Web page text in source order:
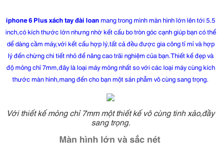
iphone 6 Plus xách tay đài loanmang trong mình màn hình lớn lên tới 5.5
inch,có kích thước lớn nhưng nhờ kết cấu bo tròn góc cạnh giúp bạn có thể
dể dàng cầm máy,với kết cấu hợp lý,tất cả đều được gia công tỉ mỉ và hợp
lý đến chừng chi tiết nhỏ để nâng cao trãi nghiệm của bạn.Thiết kế đẹp và
độ mỏng chỉ 7mm,đây là loại máy mỏng nhất so với các loại máy cùng kích
thước màn hình,mang đến cho bạn một sản phẫm vô cùng sang trọng.
Với thiết kế mỏng chỉ 7mm một thiết kế vô cùng tinh xảo,đầy
sang trọng.
Màn hình lớn và sắc nét